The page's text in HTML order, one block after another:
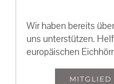
Wir haben bereits
uns unterstützen.
europäischen
MITGLIED